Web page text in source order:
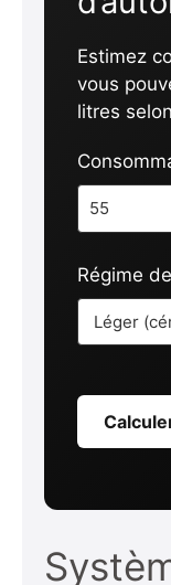
Estimez
vous
litres
Régime